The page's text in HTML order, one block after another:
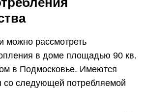
можно рассмотреть
в доме площадью 90 кв.
в Подмосковье. Имеются
со следующей потребляемой